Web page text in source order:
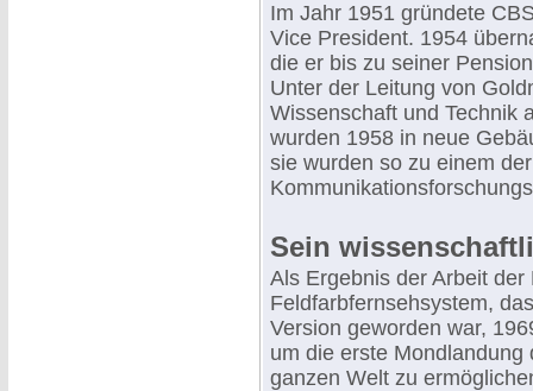
Im Jahr 1951 gründete
Vice President. 1954
die er bis zu seiner
Unter der Leitung von
Wissenschaft und Technik
wurden 1958 in neue
sie wurden so zu einem
Sein
Als Ergebnis der Arbeit
Feldfarbfernsehsystem,
Version geworden war,
um die erste
ganzen Welt zu